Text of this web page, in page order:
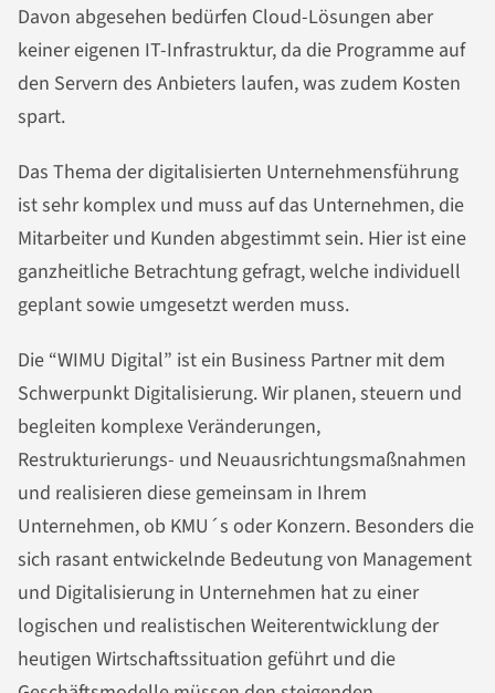
Davon abgesehen bedürfen Cloud-Lösungen aber
keiner eigenen IT-Infrastruktur, da die Programme auf
den Servern des Anbieters laufen, was zudem Kosten
spart.
Das Thema der digitalisierten Unternehmensführung
ist sehr komplex und muss auf das Unternehmen, die
Mitarbeiter und Kunden abgestimmt sein. Hier ist eine
ganzheitliche Betrachtung gefragt, welche individuell
geplant sowie umgesetzt werden muss.
Die “WIMU Digital” ist ein Business Partner mit dem
Schwerpunkt Digitalisierung. Wir planen, steuern und
begleiten komplexe Veränderungen,
Restrukturierungs- und Neuausrichtungsmaßnahmen
und realisieren diese gemeinsam in Ihrem
Unternehmen, ob KMU´s oder Konzern. Besonders die
sich rasant entwickelnde Bedeutung von Management
und Digitalisierung in Unternehmen hat zu einer
logischen und realistischen Weiterentwicklung der
heutigen Wirtschaftssituation geführt und die